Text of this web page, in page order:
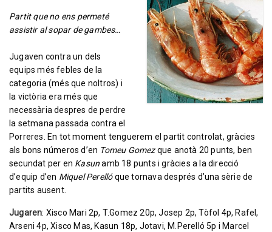
Partit que no ens permeté
assistir al sopar de gambes…
Jugaven contra un dels
equips més febles de la
categoria (més que noltros) i
la victòria era més que
necessària despres de perdre
la setmana passada contra el
Porreres. En tot moment tenguerem el partit controlat, gràcies
als bons números d’en Tomeu Gomezque anotà 20 punts, ben
secundat per en Kasunamb 18 punts i gràcies a la direcció
d’equip d’en Miquel Perellóque tornava després d’una sèrie de
partits ausent.
Jugaren: Xisco Mari 2p, T.Gomez 20p, Josep 2p, Tòfol 4p, Rafel,
Arseni 4p, Xisco Mas, Kasun 18p, Jotavi, M.Perelló 5p i Marcel